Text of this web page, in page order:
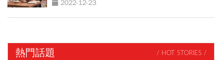
2022-12-23
熱門話題 / HOT STORIES /